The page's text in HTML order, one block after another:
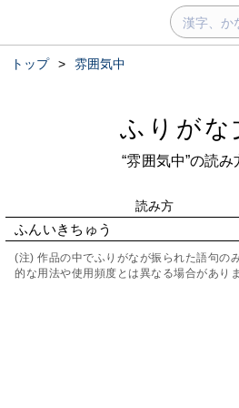
トップ > 雰囲気中
ふりがな
“雰囲気中”の読
読み方
ふんいきちゅう
(注) 作品の中でふりがなが振られた語句の
的な用法や使用頻度とは異なる場合がありま